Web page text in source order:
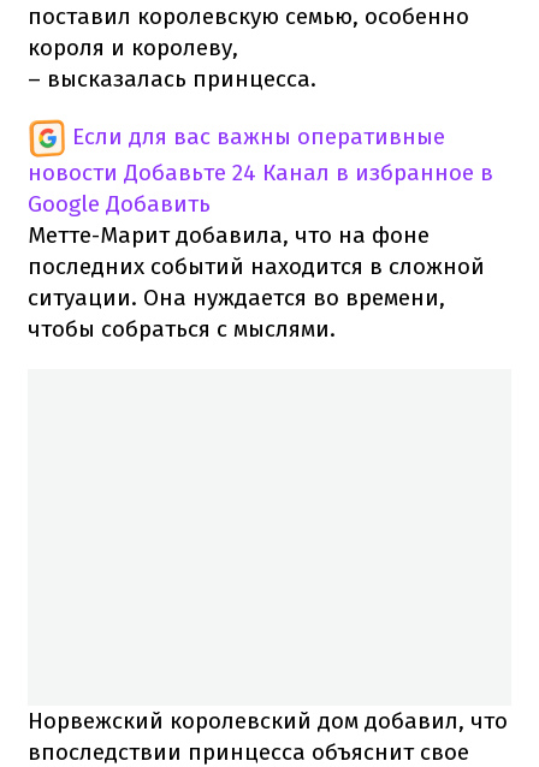
поставил королевскую семью, особенно
короля и королеву,
– высказалась принцесса.
Если для вас важны оперативные
новости Добавьте 24 Канал в избранное в
Google Добавить
Метте-Марит добавила, что на фоне
последних событий находится в сложной
ситуации. Она нуждается во времени,
чтобы собраться с мыслями.
Норвежский королевский дом добавил, что
впоследствии принцесса объяснит свое